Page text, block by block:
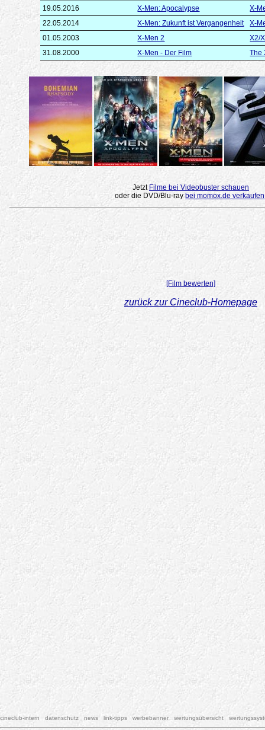
19.05.2016
X-Men: Apocalypse
X-
22.05.2014
X-Men: Zukunft ist Vergangenheit
X-
01.05.2003
X-Men 2
X2/
31.08.2000
X-Men - Der Film The
Jetzt Filme bei Videobuster schauen
oder die DVD/Blu-raybei momox.de verkaufen
[Film bewerten]
zurück zur Cineclub-Homepage
cineclub-intern datenschutz news link-tipps werbebanner wertungsübersicht